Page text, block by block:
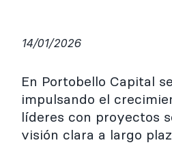
14/01/2026
En Portobello Capital
impulsando el
líderes con proyectos
visión clara a largo